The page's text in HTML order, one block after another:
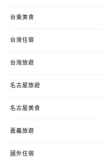
台東美食
台灣住宿
台灣旅遊
名古屋旅遊
名古屋美食
嘉義旅遊
國外住宿